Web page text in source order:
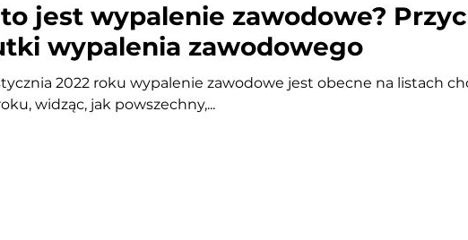
jest wypalenie zawodowe?
wypalenia zawodowego
2022 roku wypalenie zawodowe jest obecne na listach
widząc, jak powszechny,...